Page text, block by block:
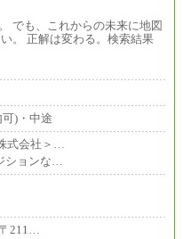
でも、これからの未来に地図
。 正解は変わる。検索結果
)・中途
式会社＞…
ションな…
211…